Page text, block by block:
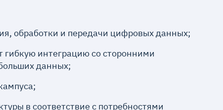
обработки и передачи цифровых данных;
гибкую интеграцию со сторонними
данных;
в соответствие с потребностями